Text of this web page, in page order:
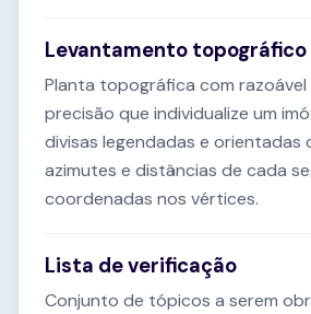
Levantamento topográfico
Planta topográfica com razoável
precisão que individualize um
divisas legendadas e orientadas
azimutes e distâncias de cada
coordenadas nos vértices.
Lista de verificação
Conjunto de tópicos a serem